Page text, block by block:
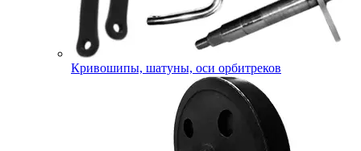
Кривошипы, шатуны, оси орбитреков